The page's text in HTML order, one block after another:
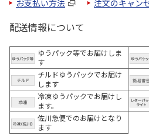
お支払い方法 注文のキャン
配送情報について
ゆうパック等でお届けしま
す
チルドゆうパックでお届け
します
冷凍ゆうパックでお届けし
ます。
佐川急便でのお届けとなり
ます